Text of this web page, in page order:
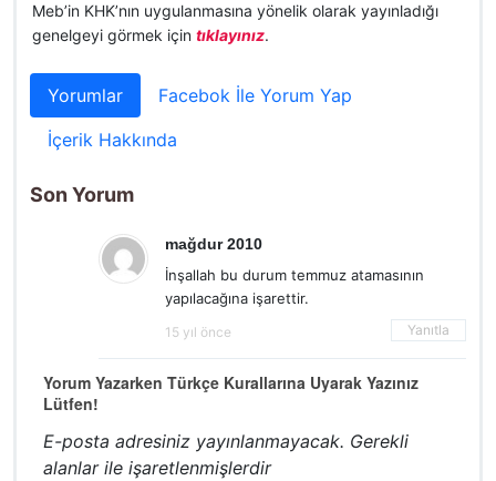
Meb’in KHK’nın uygulanmasına yönelik olarak yayınladığı
genelgeyi görmek için tıklayınız.
Yorumlar
Facebok İle Yorum Yap
İçerik Hakkında
Son Yorum
mağdur 2010
İnşallah bu durum temmuz atamasının
yapılacağına işarettir.
15 yıl önce Yanıtla
Yorum Yazarken Türkçe Kurallarına Uyarak Yazınız
Lütfen!
E-posta adresiniz yayınlanmayacak. Gerekli
alanlar ile işaretlenmişlerdir